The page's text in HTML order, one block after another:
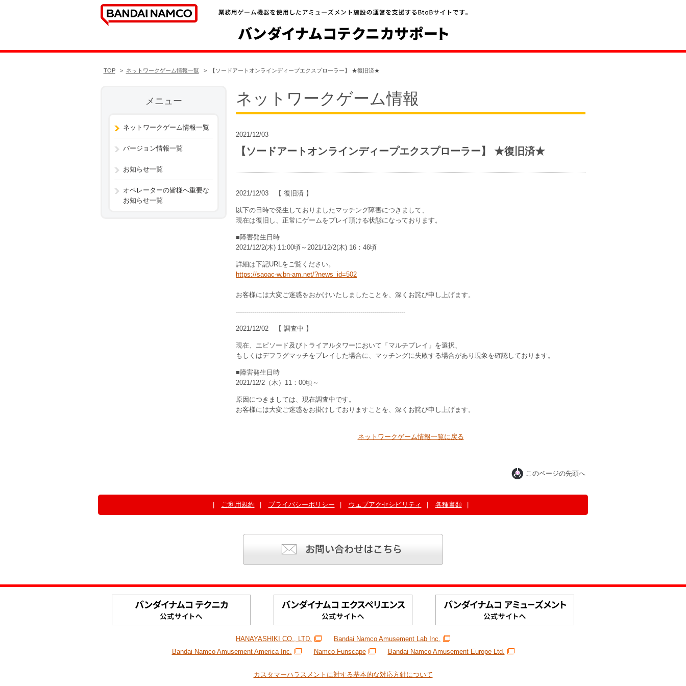
TOP ネットワークゲーム情報一覧 【ソードアートオンラインディープエクスプローラー】 ★復旧済★
メニュー
ネットワークゲーム情報一覧
バージョン情報一覧
お知らせ一覧
オペレーターの皆様へ重要な
お知らせ一覧
ネットワークゲーム情報
2021/12/03
【ソードアートオンラインディープエクスプローラー】 ★復旧済★
2021/12/03 【 復旧済 】
以下の日時で発生しておりましたマッチング障害につきまして、
現在は復旧し、正常にゲームをプレイ頂ける状態になっております。
■障害発生日時
2021/12/2(木) 11:00頃～2021/12/2(木) 16：46頃
詳細は下記URLをご覧ください。
https://saoac-w.bn-am.net/?news_id=502
お客様には大変ご迷惑をおかけいたしましたことを、深くお詫び申し上げます。
-----------------------------------------------------------------------------------
2021/12/02 【 調査中 】
現在、エピソード及びトライアルタワーにおいて「マルチプレイ」を選択、
もしくはデフラグマッチをプレイした場合に、マッチングに失敗する場合があり現象を確認しております。
■障害発生日時
2021/12/2（木）11：00頃～
原因につきましては、現在調査中です。
お客様には大変ご迷惑をお掛けしておりますことを、深くお詫び申し上げます。
ネットワークゲーム情報一覧に戻る
このページの先頭へ
ご利用規約 プライバシーポリシー ウェブアクセシビリティ 各種書類
HANAYASHIKI CO., LTD.
Bandai Namco Amusement Lab Inc.
Bandai Namco Amusement America Inc.
Namco Funscape Bandai Namco Amusement Europe Ltd.
カスタマーハラスメントに対する基本的な対応方針について